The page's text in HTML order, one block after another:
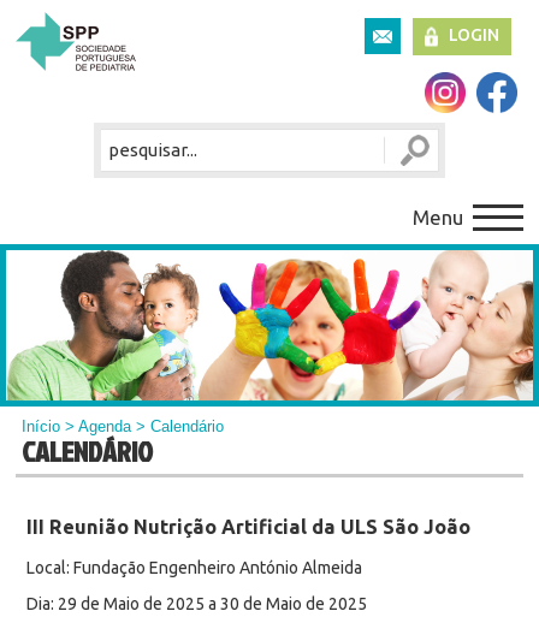
LOGIN
Menu
Início >Agenda> Calendário
CALENDÁRIO
III Reunião Nutrição Artificial da ULS São João
Local: Fundação Engenheiro António Almeida
Dia: 29 de Maio de 2025 a 30 de Maio de 2025